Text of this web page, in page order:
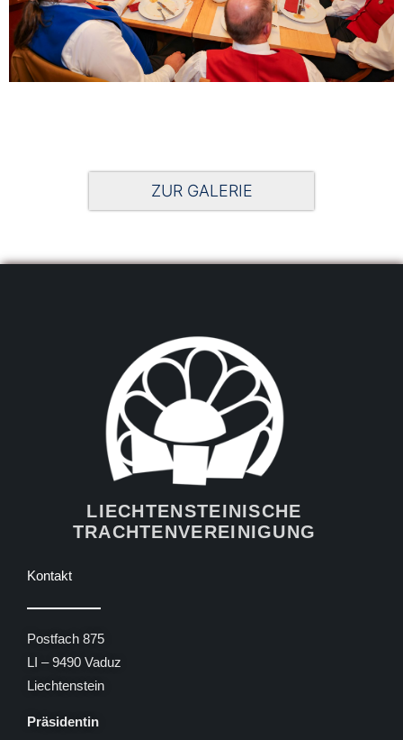
ZUR GALERIE
LIECHTENSTEINISCHE
TRACHTENVEREINIGUNG
Kontakt
Postfach 875
LI – 9490 Vaduz
Liechtenstein
Präsidentin